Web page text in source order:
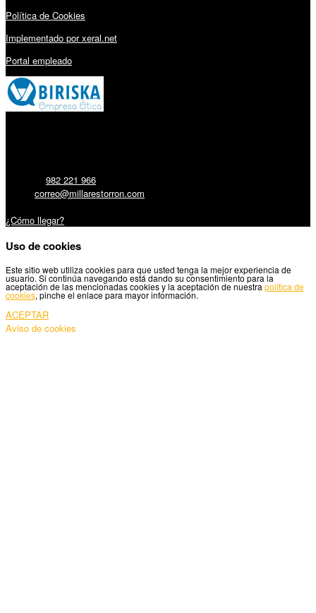
Política de Cookies
Implementado por xeral.net
Portal empleado
982 221 966
correo@millarestorron.com
¿Cómo llegar?
Uso de cookies
Este sitio web utiliza cookies para que usted tenga la mejor experiencia de
usuario. Si continúa navegando está dando su consentimiento para la
aceptación de las mencionadas cookies y la aceptación de nuestra política de
cookies, pinche el enlace para mayor información.
ACEPTAR
Aviso de cookies